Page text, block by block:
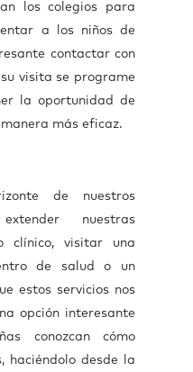
los colegios para
a los niños de
contactar con
visita se programe
la oportunidad de
más eficaz.
de nuestros
nuestras
clínico, visitar una
de salud o un
estos servicios nos
opción interesante
conozcan cómo
haciéndolo desde la